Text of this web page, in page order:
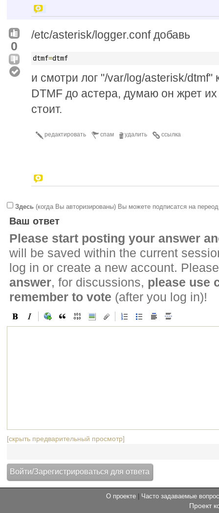
0
/etc/asterisk/logger.conf добавь
dtmf=dtmf
и смотри лог "/var/log/asterisk/dtmf"
DTMF до астера, думаю он жрет их
стоит.
ссылка
удалить
спам
редактировать
Здесь (когда Вы авторизированы) Вы можете подписатся на
Ваш ответ
Please start posting your answer
will be saved within the current
log in or create a new account.
answer, for discussions, please use
remember to vote (after you log in)!
[скрыть предварительный просмотр]
О проекте Часто задаваемые
Проект